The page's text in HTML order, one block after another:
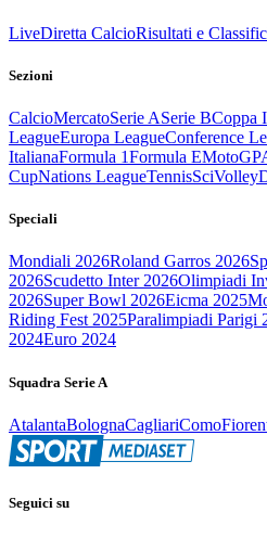
LiveDiretta CalcioRisultati e
Sezioni
CalcioMercatoSerie ASerie BCoppa
LeagueEuropa LeagueConference
ItalianaFormula 1Formula EMotoGP
CupNations LeagueTennisSciVolley
Speciali
Mondiali 2026Roland Garros 2026
2026Scudetto Inter 2026Olimpiadi
2026Super Bowl 2026Eicma 2025
Riding Fest 2025Paralimpiadi Parigi
2024Euro 2024
Squadra Serie A
AtalantaBolognaCagliariComo
Seguici su